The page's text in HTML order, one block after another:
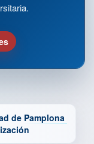
de Pamplona